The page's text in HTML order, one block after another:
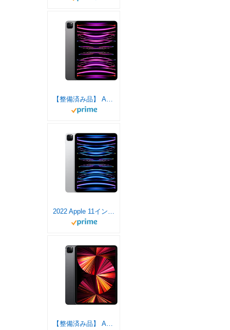
【整備済み品】 Apple iPad Pro 2022 11インチ (第4世代) Wi-Fi 128GB スペースグレイ (整備済み品)
2022 Apple 11インチiPad Pro (Wi-Fi, 2TB) - シルバー (第4世代)
【整備済み品】 Apple iPad Pro 11インチ (第 3 世代) Wi-Fi 128GB スペースグレイ (整備済み品)